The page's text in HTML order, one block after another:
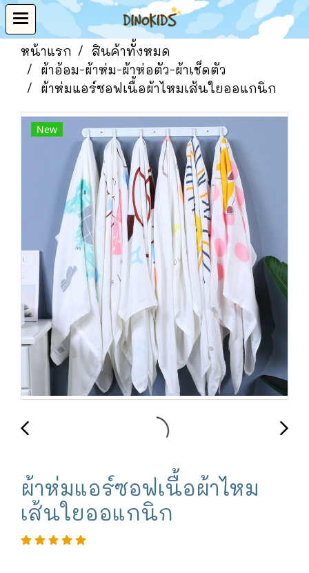
หน้าแรก
สินค้าทั้งหมด
ผ้าอ้อม-ผ้าห่ม-ผ้าห่อตัว-ผ้าเช็ดตัว
ผ้าห่มแอร์ซอฟเนื้อผ้าไหมเส้นใยออแกนิก
New
ผ้าห่มแอร์ซอฟเนื้อผ้าไหม
เส้นใยออแกนิก